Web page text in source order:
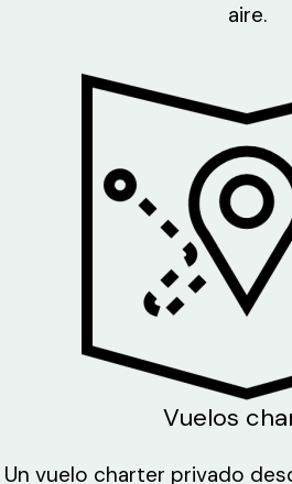
aire.
Vuelos
Un vuelo charter privado